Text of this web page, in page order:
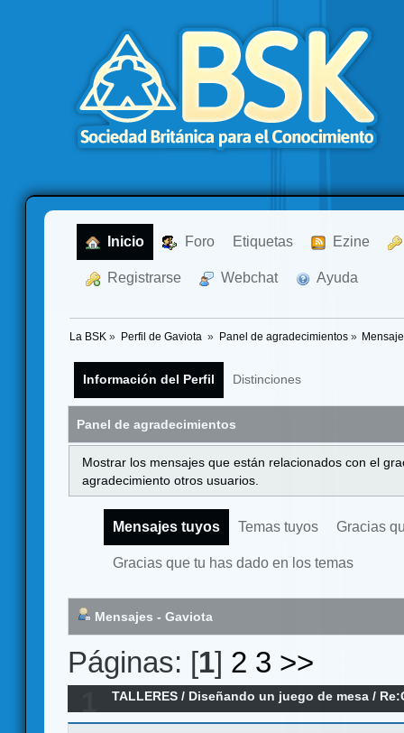
Inicio Foro Etiquetas Ezine
Registrarse Webchat Ayuda
La BSK » Perfil de Gaviota » Panel de agradecimientos»
Información del Perfil Distinciones
Panel de agradecimientos
Mostrar los mensajes que están relacionados con el
agradecimiento otros usuarios.
Mensajes tuyos Temas tuyos Gracias
Gracias que tu has dado en los temas
Mensajes - Gaviota
Páginas: [1] 2 3 >>
TALLERES / Diseñando un juego de mesa /